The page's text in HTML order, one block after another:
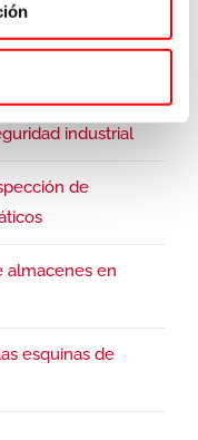
para almacenes
industrial
de
almacenes en
esquinas de